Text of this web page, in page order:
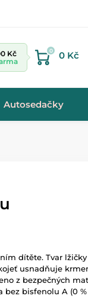
Kč
0 0 Kč
Autosedačky
dítěte. Tvar
usnadňuje
z bezpečných
bez bisfenolu A (0 %